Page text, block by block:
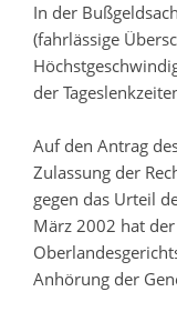
In der
(fahrlässige
der
Auf den Antrag
Zulassung der
gegen das Urteil
März 2002 hat
Anhörung der